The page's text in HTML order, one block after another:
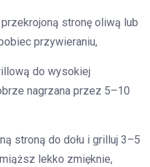
stronę oliwą lub
przywieraniu,
do wysokiej
nagrzana przez 5–10
stroną do dołu i grilluj 3–5
lekko zmięknie,